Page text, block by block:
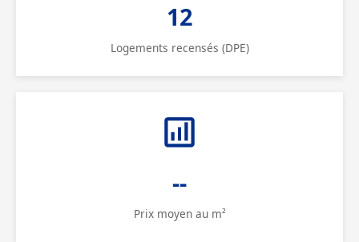
12
Logements recensés (DPE)
--
Prix moyen au m²